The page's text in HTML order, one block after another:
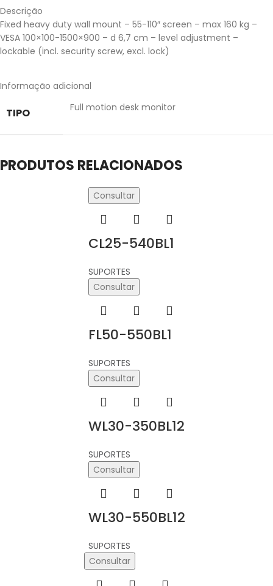
Descrição
Fixed heavy duty wall mount – 55-110″ screen – max 160 kg –
VESA 100×100-1500×900 – d 6,7 cm – level adjustment –
lockable (incl. security screw, excl. lock)
Informação adicional
TIPO Full motion desk monitor
PRODUTOS RELACIONADOS
Consultar
CL25-540BL1
SUPORTES
Consultar
FL50-550BL1
SUPORTES
Consultar
WL30-350BL12
SUPORTES
Consultar
WL30-550BL12
SUPORTES
Consultar